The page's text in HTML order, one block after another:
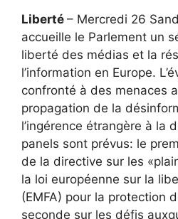
Liberté – Mercredi 26
accueille le Parlement un
liberté des médias et la
l’information en Europe.
confronté à des menaces
propagation de la
l’ingérence étrangère à la
panels sont prévus: le
de la directive sur les
la loi européenne sur la
(EMFA) pour la protection
seconde sur les défis